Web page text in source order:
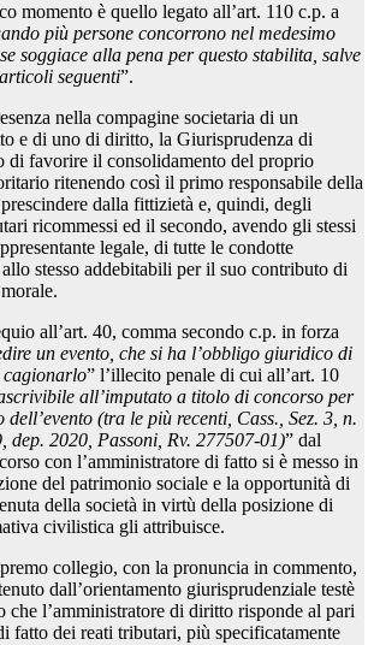
momento è quello legato all’art. 110 c.p. a
più persone concorrono nel medesimo
soggiace alla pena per questo stabilita, salve
seguenti”.
nella compagine societaria di un
e di uno di diritto, la Giurisprudenza di
di favorire il consolidamento del proprio
ritenendo così il primo responsabile della
dalla fittizietà e, quindi, degli
ricommessi ed il secondo, avendo gli stessi
legale, di tutte le condotte
stesso addebitabili per il suo contributo di
all’art. 40, comma secondo c.p. in forza
un evento, che si ha l’obbligo giuridico di
cagionarlo” l’illecito penale di cui all’art. 10
all’imputato a titolo di concorso per
dell’evento (tra le più recenti, Cass., Sez. 3, n.
dep. 2020, Passoni, Rv. 277507-01)” dal
con l’amministratore di fatto si è messo in
del patrimonio sociale e la opportunità di
della società in virtù della posizione di
civilistica gli attribuisce.
collegio, con la pronuncia in commento,
dall’orientamento giurisprudenziale testè
che l’amministratore di diritto risponde al pari
fatto dei reati tributari, più specificatamente